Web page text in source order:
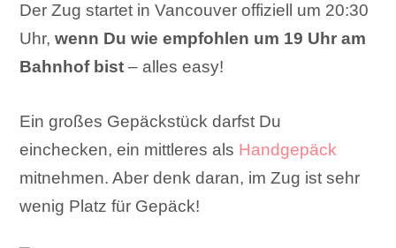
Der Zug startet in Vancouver offiziell um 20:30
Uhr,wenn Du wie empfohlen um 19 Uhr am
Bahnhof bist – alles easy!
Ein großes Gepäckstück darfst Du
einchecken, ein mittleres als Handgepäck
mitnehmen. Aber denk daran, im Zug ist sehr
wenig Platz für Gepäck!